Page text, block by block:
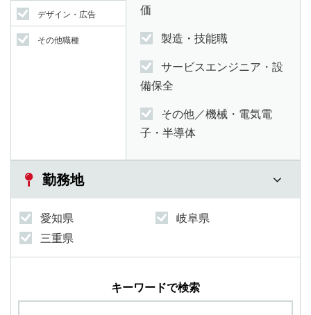
デザイン・広告
その他職種
価
製造・技能職
サービスエンジニア・設
備保全
その他／機械・電気電
子・半導体
勤務地
愛知県
岐阜県
三重県
キーワードで検索